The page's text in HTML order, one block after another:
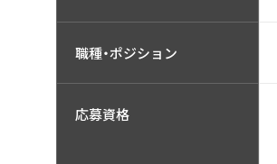
職種・ポジション
応募資格